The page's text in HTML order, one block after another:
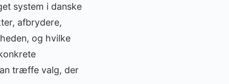
system i danske
afbrydere,
og hvilke
træffe valg, der